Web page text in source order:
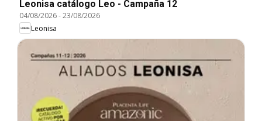
Leonisa catálogo Leo - Campaña 12
04/08/2026-23/08/2026
Leonisa